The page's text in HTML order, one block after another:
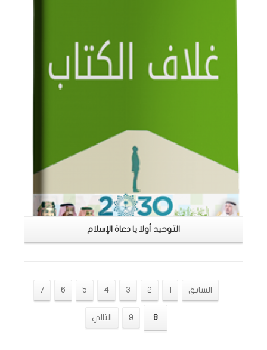
التوحيد أولا يا دعاة الإسلام
السابق 1
2
3
4
5
6
7
8
9 التالي